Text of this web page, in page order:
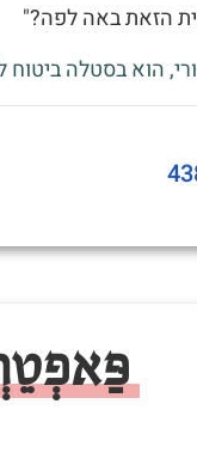
הזאת באה לפה?"
הוא בסטלה ביטוח